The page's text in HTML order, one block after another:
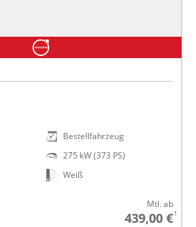
Bestellfahrzeug
275 kW (373 PS)
Weiß
Mtl. ab
439,00 €1